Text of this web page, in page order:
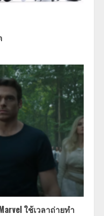
ใช้เวลาถ่ายทำ